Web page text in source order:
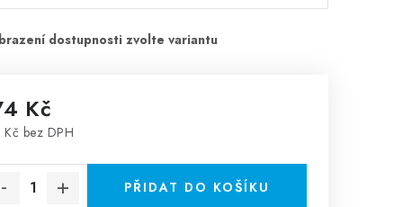
Kč
Kč bez DPH
PŘIDAT DO KOŠÍKU